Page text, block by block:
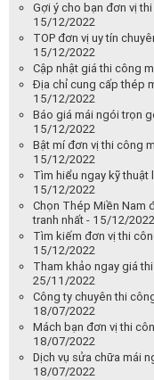
Gợi ý cho bạn đơn vị
15/12/2022
TOP đơn vị uy tín
15/12/2022
Cập nhật giá thi công
Địa chỉ cung cấp thép
15/12/2022
Báo giá mái ngói trọn
15/12/2022
Bật mí đơn vị thi công
15/12/2022
Tìm hiểu ngay kỹ
15/12/2022
Chọn Thép Miền Nam
tranh nhất - 15/12/2022
Tìm kiếm đơn vị thi
15/12/2022
Tham khảo ngay giá
25/11/2022
Công ty chuyên thi
18/07/2022
Mách bạn đơn vị thi
18/07/2022
Dịch vụ sửa chữa mái
18/07/2022